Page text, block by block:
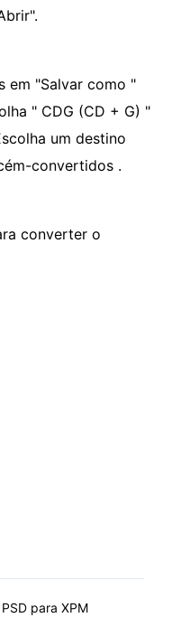
em "Salvar como "
" CDG (CD + G) "
um destino
convertidos .
converter o
para XPM